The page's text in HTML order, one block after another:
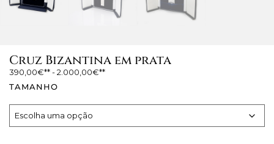
Cruz Bizantina em prata
390,00€ -2.000,00€
TAMANHO